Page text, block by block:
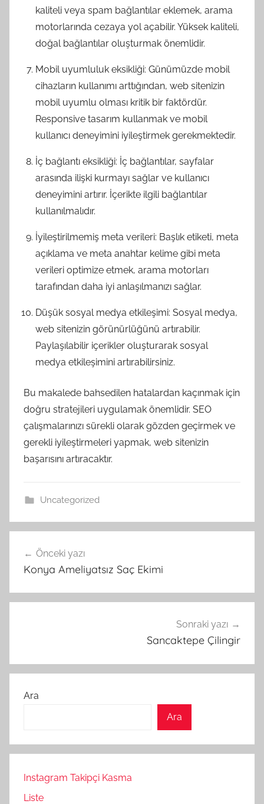
kaliteli veya spam bağlantılar eklemek, arama
motorlarında cezaya yol açabilir. Yüksek kaliteli,
doğal bağlantılar oluşturmak önemlidir.
Mobil uyumluluk eksikliği: Günümüzde mobil
cihazların kullanımı arttığından, web sitenizin
mobil uyumlu olması kritik bir faktördür.
Responsive tasarım kullanmak ve mobil
kullanıcı deneyimini iyileştirmek gerekmektedir.
İç bağlantı eksikliği: İç bağlantılar, sayfalar
arasında ilişki kurmayı sağlar ve kullanıcı
deneyimini artırır. İçerikte ilgili bağlantılar
kullanılmalıdır.
İyileştirilmemiş meta verileri: Başlık etiketi, meta
açıklama ve meta anahtar kelime gibi meta
verileri optimize etmek, arama motorları
tarafından daha iyi anlaşılmanızı sağlar.
Düşük sosyal medya etkileşimi: Sosyal medya,
web sitenizin görünürlüğünü artırabilir.
Paylaşılabilir içerikler oluşturarak sosyal
medya etkileşimini artırabilirsiniz.
Bu makalede bahsedilen hatalardan kaçınmak için
doğru stratejileri uygulamak önemlidir. SEO
çalışmalarınızı sürekli olarak gözden geçirmek ve
gerekli iyileştirmeleri yapmak, web sitenizin
başarısını artıracaktır.
Uncategorized
gezinmesi
Önceki yazı
Konya Ameliyatsız Saç Ekimi
Sonraki yazı
Sancaktepe Çilingir
Ara
Ara
Instagram Takipçi Kasma
Liste